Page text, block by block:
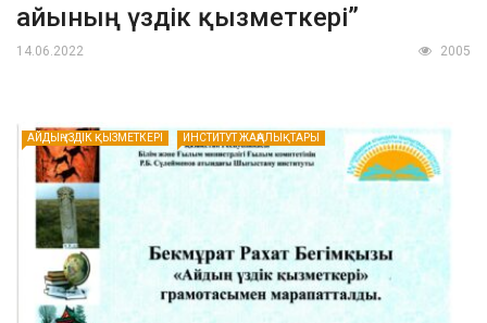
айының үздік қызметкері”
14.06.2022 2005
АЙДЫҢ ҮЗДІК ҚЫЗМЕТКЕРІ ИНСТИТУТ ЖАҢАЛЫҚТАРЫ